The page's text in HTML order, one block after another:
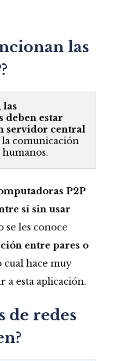
las
las
deben estar
servidor central
comunicación
P2P
sí sin usar
se les conoce
entre pares o
cual hace muy
a esta aplicación.
de redes